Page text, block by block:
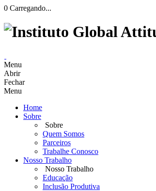
0 Carregando...
Menu
Abrir
Fechar
Menu
Home
Sobre
Sobre
Quem Somos
Parceiros
Trabalhe Conosco
Nosso Trabalho
Nosso Trabalho
Educação
Inclusão Produtiva